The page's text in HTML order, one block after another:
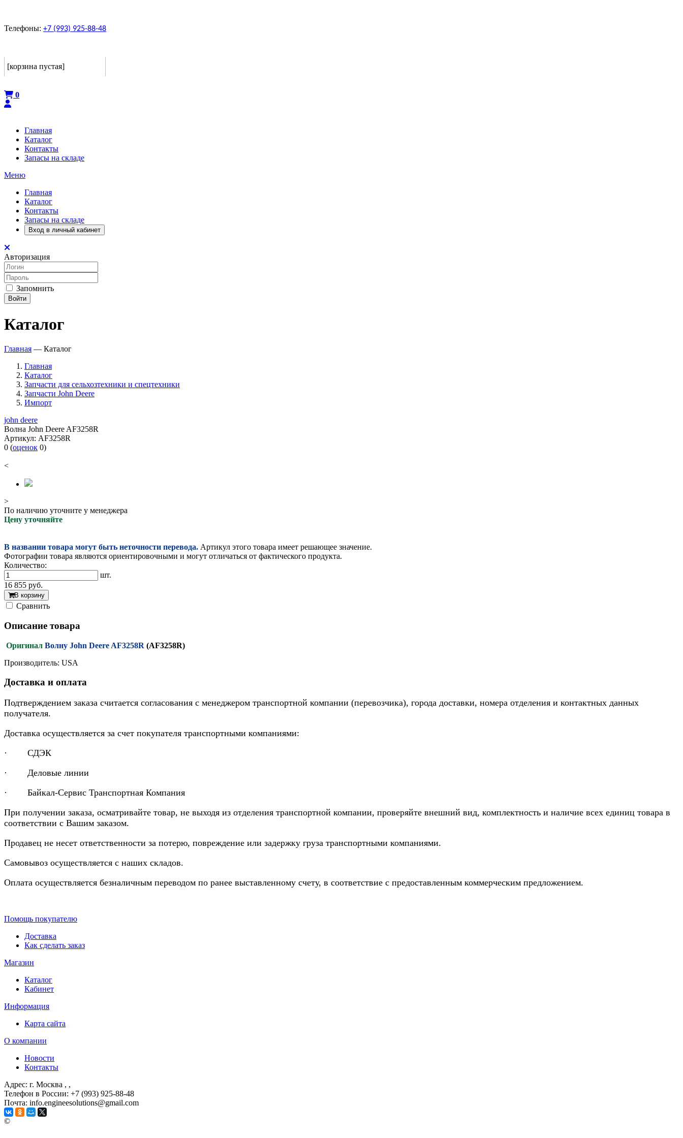
Телефоны: +7 (993) 925-88-48
[корзина пустая]
0
Главная
Каталог
Контакты
Запасы на складе
Меню
Главная
Каталог
Контакты
Запасы на складе
Вход в личный кабинет
Авторизация
Запомнить
Войти
Каталог
Главная — Каталог
Главная
Каталог
Запчасти для сельхозтехники и спецтехники
Запчасти John Deere
Импорт
john deere
Волна John Deere AF3258R
Артикул: AF3258R
0 (оценок 0)
<
>
По наличию уточните у менеджера
Цену уточняйте
В названии товара могут быть неточности перевода. Артикул этого товара имеет решающее значение.
Фотографии товара являются ориентировочными и могут отличаться от фактического продукта.
Количество:
шт.
16 855 руб.
В корзину
Cравнить
Описание товара
Оригинал Волну John Deere AF3258R (AF3258R)
Производитель: USA
Доставка и оплата
Подтверждением заказа считается согласования с менеджером транспортной компании (перевозчика), города доставки, номера отделения и контактных данных
получателя.
Доставка осуществляется за счет покупателя транспортными компаниями:
· СДЭК
· Деловые линии
· Байкал-Сервис Транспортная Компания
При получении заказа, осматривайте товар, не выходя из отделения транспортной компании, проверяйте внешний вид, комплектность и наличие всех единиц товара в
соответствии с Вашим заказом.
Продавец не несет ответственности за потерю, повреждение или задержку груза транспортными компаниями.
Самовывоз осуществляется с наших складов.
Оплата осуществляется безналичным переводом по ранее выставленному счету, в соответствие с предоставленным коммерческим предложением.
Помощь покупателю
Доставка
Как сделать заказ
Магазин
Каталог
Кабинет
Информация
Карта сайта
О компании
Новости
Контакты
Адрес: г. Москва , ,
Телефон в России: +7 (993) 925-88-48
Почта: info.engineesolutions@gmail.com
©